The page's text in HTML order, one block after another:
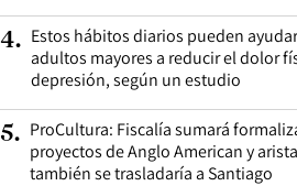
4. Estos hábitos diarios pueden
adultos mayores a reducir el dolor
depresión, según un estudio
5. ProCultura: Fiscalía sumará
proyectos de Anglo American y
también se trasladaría a Santiago